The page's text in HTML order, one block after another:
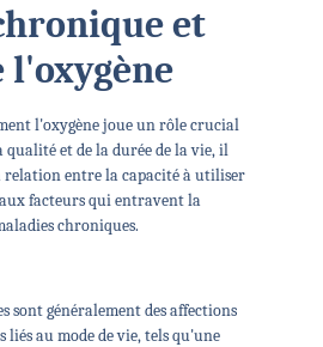
et
l'oxygène
l'oxygène joue un rôle crucial
et de la durée de la vie, il
entre la capacité à utiliser
facteurs qui entravent la
chroniques.
sont généralement des affections
liés au mode de vie, tels qu'une